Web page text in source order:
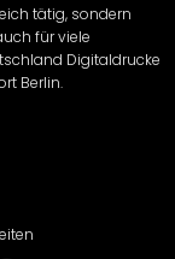
tätig, sondern
für viele
Digitaldrucke
Berlin.